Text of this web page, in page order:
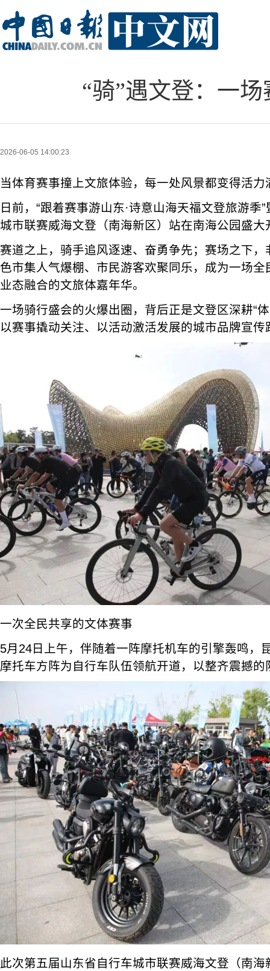
“骑”遇文登：一
2026-06-05 14:00:23
当体育赛事撞上文旅体验，每一处风景都变得活力
日前，“跟着赛事游山东·诗意山海天福文登旅游季
城市联赛威海文登（南海新区）站在南海公园盛大
赛道之上，骑手追风逐速、奋勇争先；赛场之下
色市集人气爆棚、市民游客欢聚同乐，成为一场
业态融合的文旅体嘉年华。
一场骑行盛会的火爆出圈，背后正是文登区深耕“
以赛事撬动关注、以活动激活发展的城市品牌宣传
一次全民共享的文体赛事
5月24日上午，伴随着一阵摩托机车的引擎轰鸣，
摩托车方阵为自行车队伍领航开道，以整齐震撼
此次第五届山东省自行车城市联赛威海文登（南